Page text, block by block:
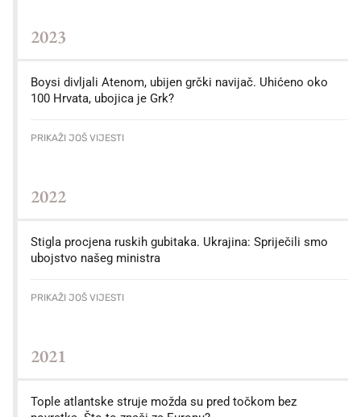
2023
Boysi divljali Atenom, ubijen grčki navijač. Uhićeno oko
100 Hrvata, ubojica je Grk?
PRIKAŽI JOŠ VIJESTI
2022
Stigla procjena ruskih gubitaka. Ukrajina: Spriječili smo
ubojstvo našeg ministra
PRIKAŽI JOŠ VIJESTI
2021
Tople atlantske struje možda su pred točkom bez